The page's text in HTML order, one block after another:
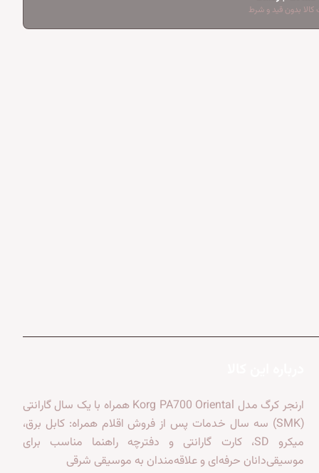
کالا بدون قید و شرط
ارنجر کرگ مدل Korg PA700 Oriental همراه با یک سال گارانتی
(SMK) سه سال خدمات پس از فروش اقلام همراه: کابل برق،
میکرو SD، کارت گارانتی و دفترچه راهنما مناسب برای
موسیقی‌دانان حرفه‌ای و علاقه‌مندان به موسیقی شرقی